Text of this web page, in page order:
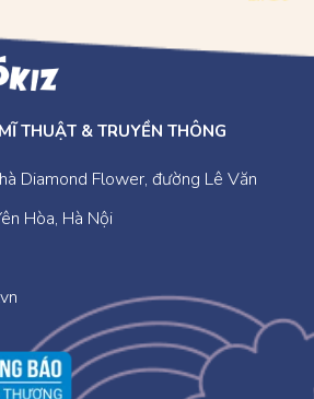
THUẬT & TRUYỀN THÔNG
Diamond Flower, đường Lê Văn
Hòa, Hà Nội